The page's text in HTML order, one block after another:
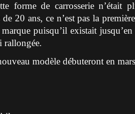
forme de carrosserie n’était
20 ans, ce n’est pas la
puisqu’il existait
rallongée.
modèle débuteront en